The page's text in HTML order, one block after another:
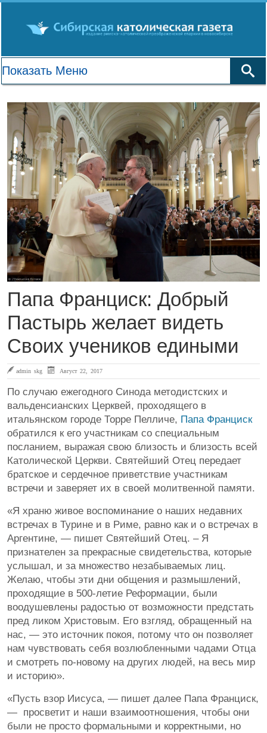
Папа Франциск: Добрый
Пастырь желает видеть
Своих учеников едиными
admin skg Август 22, 2017
По случаю ежегодного Синода методистских и
вальденсианских Церквей, проходящего в
итальянском городе Торре Пелличе, Папа Франциск
обратился к его участникам со специальным
посланием, выражая свою близость и близость всей
Католической Церкви. Святейший Отец передает
братское и сердечное приветствие участникам
встречи и заверяет их в своей молитвенной памяти.
«Я храню живое воспоминание о наших недавних
встречах в Турине и в Риме, равно как и о встречах в
Аргентине, — пишет Святейший Отец. – Я
признателен за прекрасные свидетельства, которые
услышал, и за множество незабываемых лиц.
Желаю, чтобы эти дни общения и размышлений,
проходящие в 500-летие Реформации, были
воодушевлены радостью от возможности предстать
пред ликом Христовым. Его взгляд, обращенный на
нас, — это источник покоя, потому что он позволяет
нам чувствовать себя возлюбленными чадами Отца
и смотреть по-новому на других людей, на весь мир
и историю».
«Пусть взор Иисуса, — пишет далее Папа Франциск,
— просветит и наши взаимоотношения, чтобы они
были не просто формальными и корректными, но